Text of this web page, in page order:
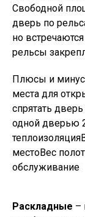
Свободной
дверь по
но
рельсы
Плюсы и
места для
спрятать
одной дверью
местоВес
обслуживание
Раскладные –